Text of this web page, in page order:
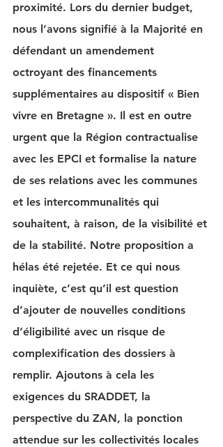
proximité. Lors du dernier budget,
nous l’avons signifié à la Majorité en
défendant un amendement
octroyant des financements
supplémentaires au dispositif « Bien
vivre en Bretagne ». Il est en outre
urgent que la Région contractualise
avec les EPCI et formalise la nature
de ses relations avec les communes
et les intercommunalités qui
souhaitent, à raison, de la visibilité et
de la stabilité. Notre proposition a
hélas été rejetée. Et ce qui nous
inquiète, c’est qu’il est question
d’ajouter de nouvelles conditions
d’éligibilité avec un risque de
complexification des dossiers à
remplir. Ajoutons à cela les
exigences du SRADDET, la
perspective du ZAN, la ponction
attendue sur les collectivités locales